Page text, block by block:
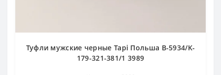
Туфли мужские черные Tapi Польша B-5934/K-
179-321-381/1 3989